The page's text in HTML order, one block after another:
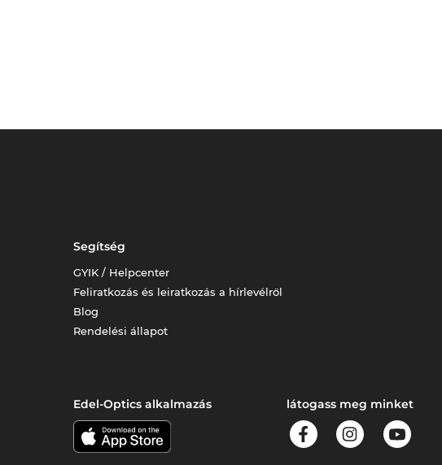
Segítség
GYIK / Helpcenter
Feliratkozás és leiratkozás a hírlevélről
Blog
Rendelési állapot
Edel-Optics alkalmazás látogass meg minket